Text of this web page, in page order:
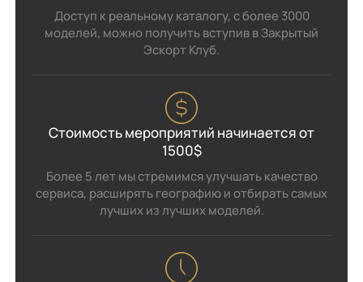
Доступ к реальному каталогу, с более 3000
моделей, можно получить вступив в Закрытый
Эскорт Клуб.
Стоимость мероприятий начинается от
1500$
Более 5 лет мы стремимся улучшать качество
сервиса, расширять географию и отбирать самых
лучших из лучших моделей.